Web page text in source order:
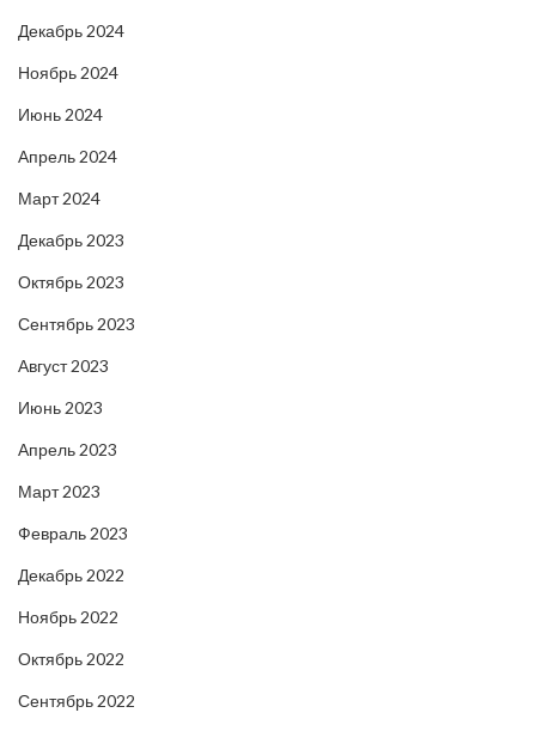
Декабрь 2024
Ноябрь 2024
Июнь 2024
Апрель 2024
Март 2024
Декабрь 2023
Октябрь 2023
Сентябрь 2023
Август 2023
Июнь 2023
Апрель 2023
Март 2023
Февраль 2023
Декабрь 2022
Ноябрь 2022
Октябрь 2022
Сентябрь 2022